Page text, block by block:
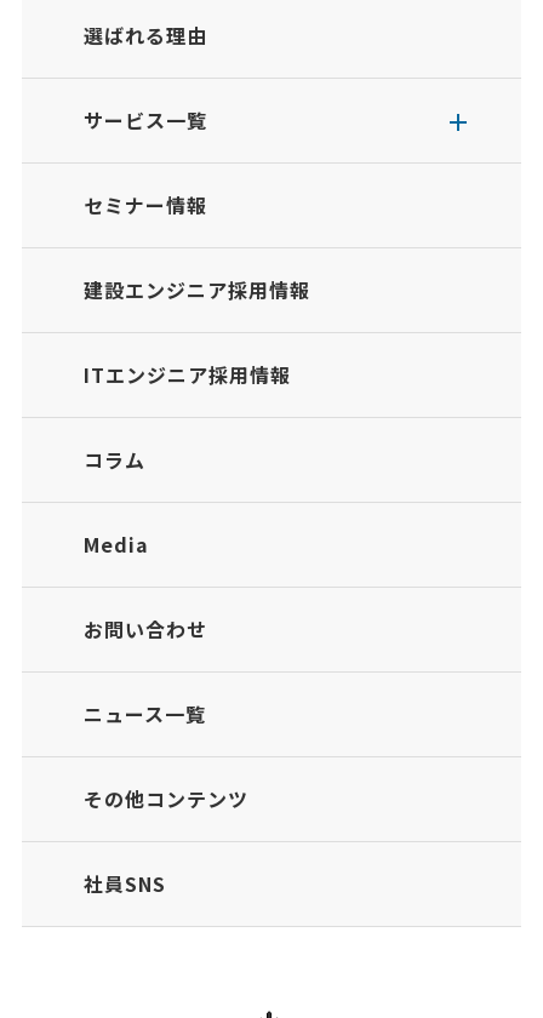
選ばれる理由
サービス一覧
セミナー情報
建設エンジニア採用情報
ITエンジニア採用情報
コラム
Media
お問い合わせ
ニュース一覧
その他コンテンツ
社員SNS